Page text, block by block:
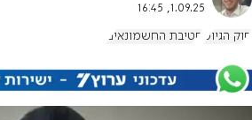
1.09.25, 16:45
חוק הגיוס חטיבת החשמונאים